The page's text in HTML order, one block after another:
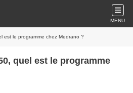
MENU
est le programme chez Medrano ?
quel est le programme